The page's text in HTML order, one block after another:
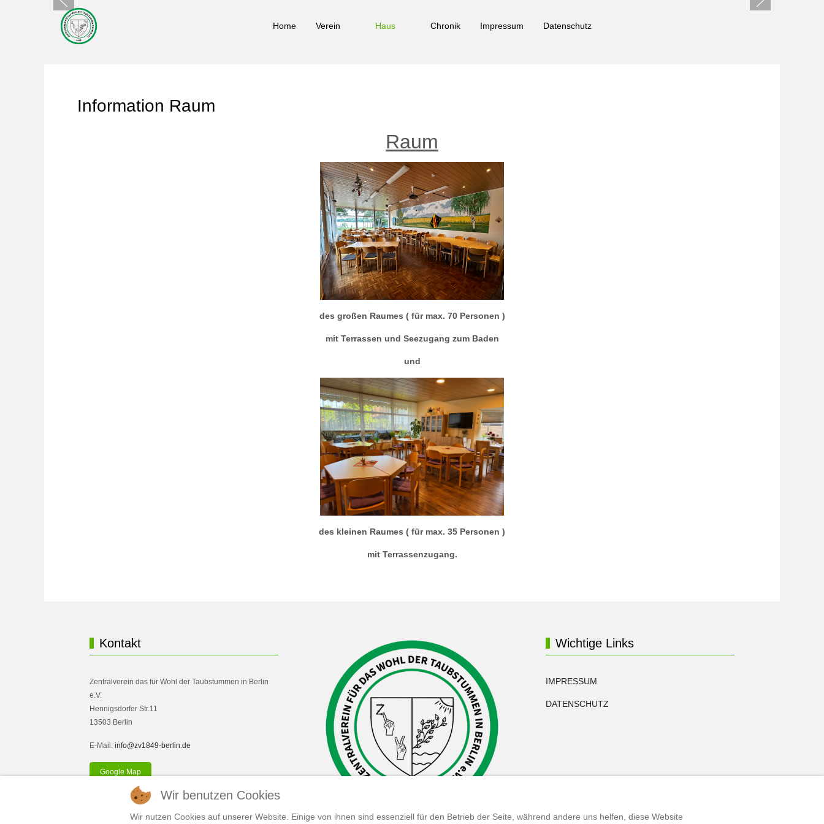
Home Verein Haus Chronik Impressum Datenschutz
Information Raum
Raum
des großen Raumes ( für max. 70 Personen )
mit Terrassen und Seezugang zum Baden
und
des kleinen Raumes ( für max. 35 Personen )
mit Terrassenzugang.
Kontakt
Zentralverein das für Wohl der Taubstummen in Berlin
e.V.
Hennigsdorfer Str.11
13503 Berlin
E-Mail: info@zv1849-berlin.de
Google Map
Wichtige Links
IMPRESSUM
DATENSCHUTZ
Wir benutzen Cookies
Wir nutzen Cookies auf unserer Website. Einige von ihnen sind essenziell für den Betrieb der Seite, während andere uns helfen, diese Website